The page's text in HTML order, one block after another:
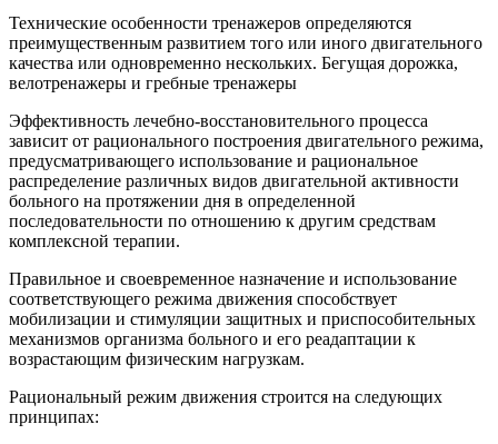
Технические особенности тренажеров определяются
преимущественным развитием того или иного двигательного
качества или одновременно нескольких. Бегущая дорожка,
велотренажеры и гребные тренажеры
Эффективность лечебно-восстановительного процесса
зависит от рационального построения двигательного режима,
предусматривающего использование и рациональное
распределение различных видов двигательной активности
больного на протяжении дня в определенной
последовательности по отношению к другим средствам
комплексной терапии.
Правильное и своевременное назначение и использование
соответствующего режима движения способствует
мобилизации и стимуляции защитных и приспособительных
механизмов организма больного и его реадаптации к
возрастающим физическим нагрузкам.
Рациональный режим движения строится на следующих
принципах: